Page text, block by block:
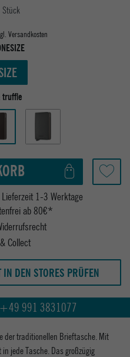
Stück
Versandkosten
truffle
1-3 Werktage
ab 80€*
Collect
IN DEN STORES PRÜFEN
+49 991 3831077
der traditionellen Brieftasche. Mit
jede Tasche. Das großzügig